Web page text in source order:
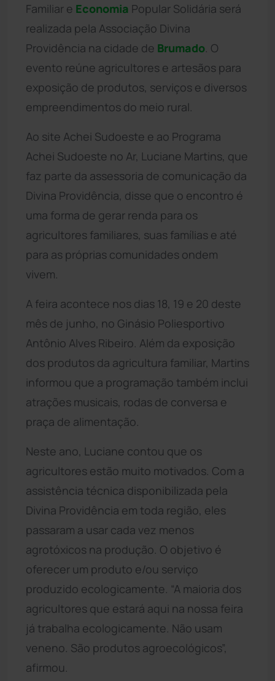
Familiar e Economia Popular Solidária será
realizada pela Associação Divina
Providência na cidade de Brumado . O
evento reúne agricultores e artesãos para
exposição de produtos, serviços e diversos
empreendimentos do meio rural.
Ao site Achei Sudoeste e ao Programa
Achei Sudoeste no Ar, Luciane Martins, que
faz parte da assessoria de comunicação da
Divina Providência, disse que o encontro é
uma forma de gerar renda para os
agricultores familiares, suas famílias e até
para as próprias comunidades ondem
vivem.
A feira acontece nos dias 18, 19 e 20 deste
mês de junho, no Ginásio Poliesportivo
Antônio Alves Ribeiro. Além da exposição
dos produtos da agricultura familiar, Martins
informou que a programação também inclui
atrações musicais, rodas de conversa e
praça de alimentação.
Neste ano, Luciane contou que os
agricultores estão muito motivados. Com a
assistência técnica disponibilizada pela
Divina Providência em toda região, eles
passaram a usar cada vez menos
agrotóxicos na produção. O objetivo é
oferecer um produto e/ou serviço
produzido ecologicamente. “A maioria dos
agricultores que estará aqui na nossa feira
já trabalha ecologicamente. Não usam
veneno. São produtos agroecológicos”,
afirmou.